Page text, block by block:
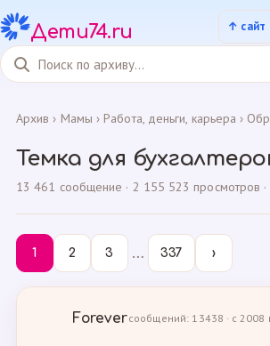
Дети74.ru
Архив › Мамы › Работа, деньги, карьера ›
Темка для
13 461 сообщение · 2 155 523 просмотров ·
1 2 3 … 337 ›
Foreverсообщений: 13438 · с 2008